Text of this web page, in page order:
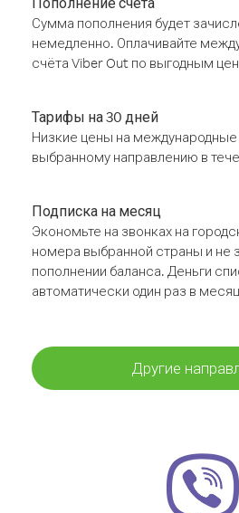
Сумма пополнения будет
немедленно. Оплачивайте
счёта Viber Out по выгодным
Тарифы на 30 дней
Низкие цены на международные
выбранному направлению в
Подписка на месяц
Экономьте на звонках на
номера выбранной страны и не
пополнении баланса. Деньги
автоматически один раз в месяц
Другие